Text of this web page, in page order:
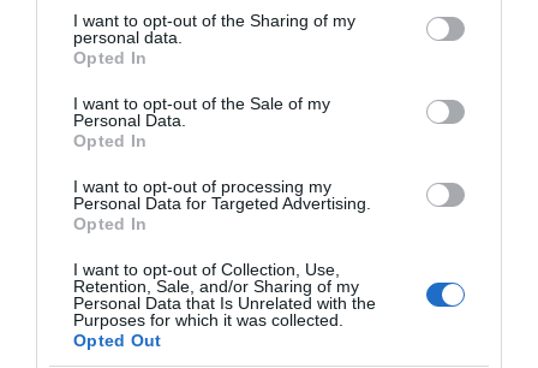
not limited to your visit or usage behaviour. You may click to
grant or deny consent to Google and its third-party tags to
use your data for below specified purposes in below Google
consent section.
I want to opt-out of the Sharing of my
personal data.
Opted In
I want to opt-out of the Sale of my
Personal Data.
Opted In
I want to opt-out of processing my
Personal Data for Targeted Advertising.
Opted In
I want to opt-out of Collection, Use,
Retention, Sale, and/or Sharing of my
Personal Data that Is Unrelated with the
Purposes for which it was collected.
Opted Out
ΧΑΘΗΚΑΝ ΚΑΙ ΟΙ ΑΣΦΑΛΤΟΣΤΡΩΣΕΙΣ ΤΟΥ
ΕΠΑΡΧΕΙΟΥ! ΟΙ ΕΥΘΥΝΕΣ ΟΜΩΣ
ΑΠΟΚΛΕΙΣΤΙΚΟ: «ΕΤΣΙ ΑΝΑΚΑΛΥΨΑ ΤΟ
ΣΗΜΑΝΤΙΚΟ ΑΡΧΑΙΟ ΝΑΥΑΓΙΟ ΤΗΣ ΑΝΔΡΟΥ!…»
ΑΝΟΙΧΤΗ ΕΠΙΣΤΟΛΗ ΠΑΛΑΙΟΠΟΛΗΣ: Προς K.
Μητσοτάκη, N. Κακλαμάνη, K. Χατζηδάκη
Πρόσφατα Άρθρα